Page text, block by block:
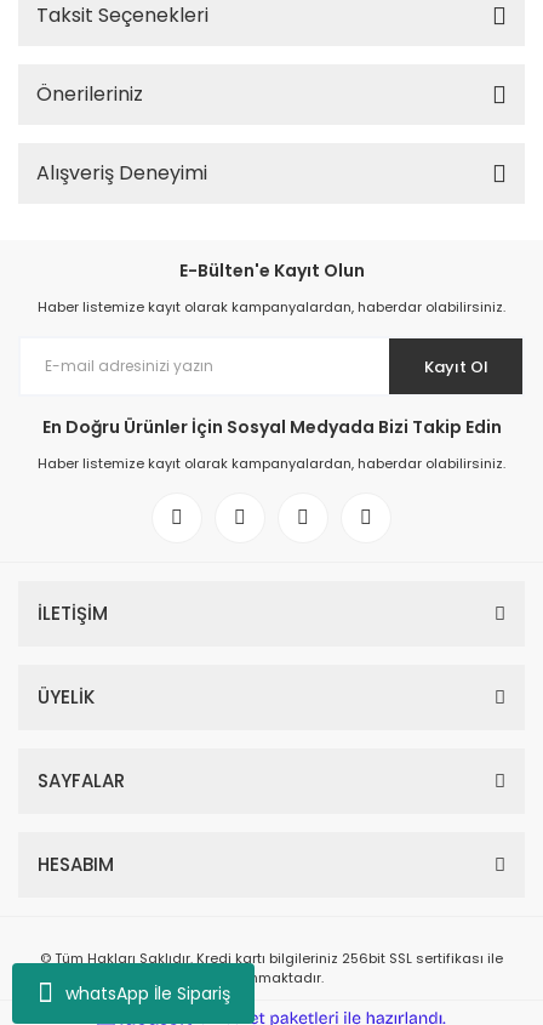
whatsApp İle Sipariş
Taksit Seçenekleri
Önerileriniz
Alışveriş Deneyimi
E-Bülten'e Kayıt Olun
Haber listemize kayıt olarak kampanyalardan, haberdar olabilirsiniz.
Kayıt Ol
En Doğru Ürünler İçin Sosyal Medyada Bizi Takip Edin
Haber listemize kayıt olarak kampanyalardan, haberdar olabilirsiniz.
İLETİŞİM
ÜYELİK
SAYFALAR
HESABIM
© Tüm Hakları Saklıdır. Kredi kartı bilgileriniz 256bit SSL sertifikası ile
korunmaktadır.
e-